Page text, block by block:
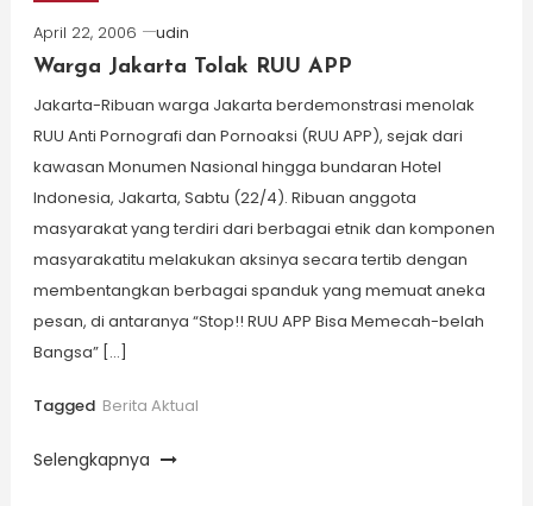
April 22, 2006
udin
Warga Jakarta Tolak RUU APP
Jakarta-Ribuan warga Jakarta berdemonstrasi menolak
RUU Anti Pornografi dan Pornoaksi (RUU APP), sejak dari
kawasan Monumen Nasional hingga bundaran Hotel
Indonesia, Jakarta, Sabtu (22/4). Ribuan anggota
masyarakat yang terdiri dari berbagai etnik dan komponen
masyarakatitu melakukan aksinya secara tertib dengan
membentangkan berbagai spanduk yang memuat aneka
pesan, di antaranya “Stop!! RUU APP Bisa Memecah-belah
Bangsa” […]
Tagged Berita Aktual
Selengkapnya